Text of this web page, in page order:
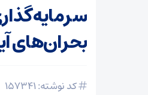
بحران‌های
کد نوشته: 157341